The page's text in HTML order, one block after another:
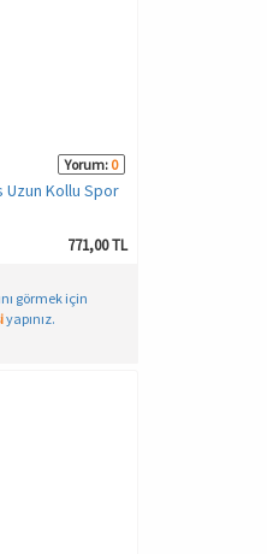
Yorum: 0
Uzun Kollu Spor
771,00 TL
görmek için
yapınız.